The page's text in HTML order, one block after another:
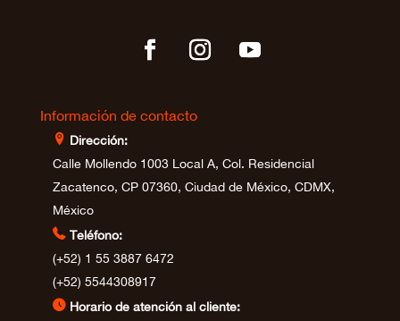
Información de contacto
⊩ Dirección:
Calle Mollendo 1003 Local A, Col. Residencial
Zacatenco, CP 07360, Ciudad de México, CDMX,
México
 Teléfono:
(+52) 1 55 3887 6472
(+52) 5544308917
⊲ Horario de atención al cliente: